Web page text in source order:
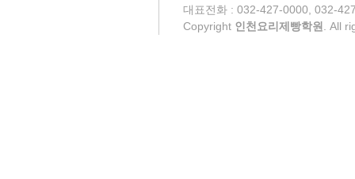
대표전화 : 032-427-0000, 032-
Copyright 인천요리제빵학원 . All